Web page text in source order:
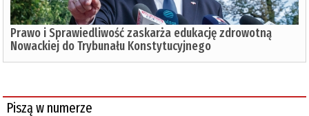
Prawo i Sprawiedliwość zaskarża edukację zdrowotną
Nowackiej do Trybunału Konstytucyjnego
Piszą w numerze